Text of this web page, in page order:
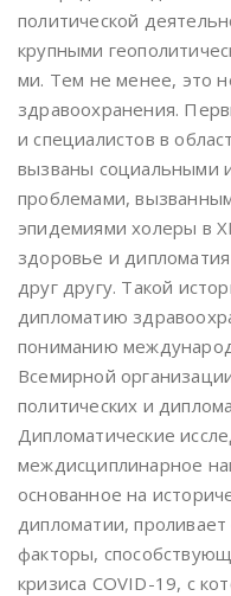
политической
крупными
ми. Тем не менее, это
здравоохранения.
и специалистов в
вызваны социальными
проблемами,
эпидемиями холеры в
здоровье и дипломатия
друг другу. Такой
дипломатию
пониманию
Всемирной
политических и
Дипломатические
междисциплинарное
основанное на
дипломатии,
факторы,
кризиса COVID-19, с